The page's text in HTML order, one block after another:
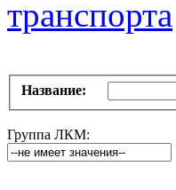
транспорта
Название:
Группа ЛКМ: